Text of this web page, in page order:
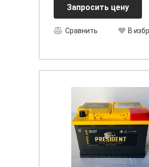
Запросить цену
Сравнить В